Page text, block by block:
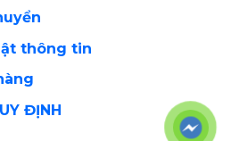
thông tin
ĐỊNH